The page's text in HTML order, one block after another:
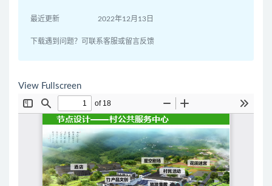
最近更新 2022年12月13日
下载遇到问题？可联系客服或留言反馈
View Fullscreen